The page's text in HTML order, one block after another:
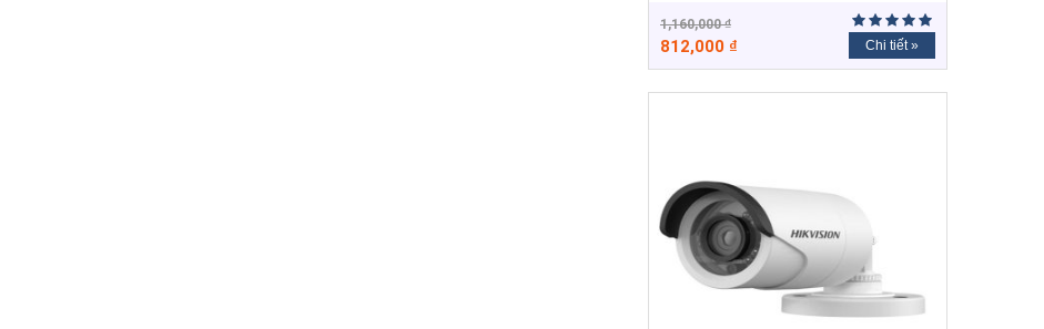
1,160,000₫
812,000 ₫ Chi tiết »